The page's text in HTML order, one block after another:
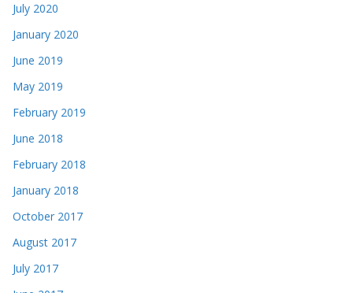
July 2020
January 2020
June 2019
May 2019
February 2019
June 2018
February 2018
January 2018
October 2017
August 2017
July 2017